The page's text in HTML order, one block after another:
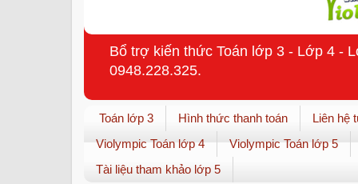
Bổ trợ kiến thức Toán lớp 3 - Lớp 4 -
0948.228.325.
Toán lớp 3 Hình thức thanh toán
Liên hệ
Violympic Toán lớp 4
Violympic Toán lớp 5
Tài liệu tham khảo lớp 5